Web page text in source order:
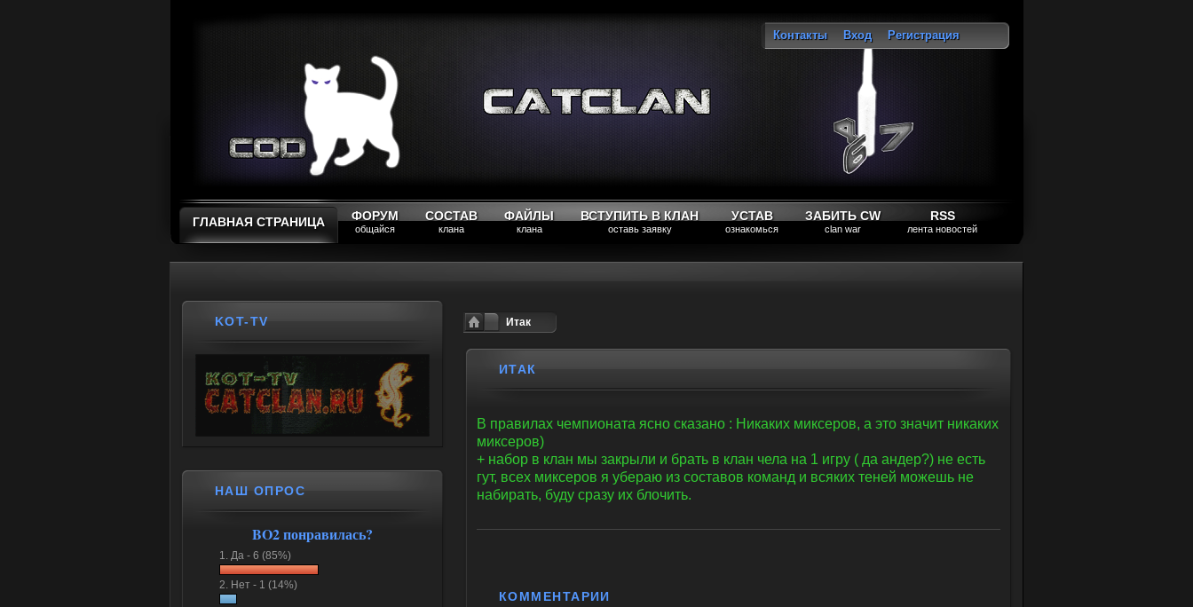
Контакты Вход
Регистрация
ГЛАВНАЯ СТРАНИЦА ФОРУМ
общайся
СОСТАВ
клана
ФАЙЛЫ
клана
ВСТУПИТЬ В КЛАН
оставь заявку
УСТАВ
ознакомься
ЗАБИТЬ CW
clan war
RSS
лента новостей
Итак
ИТАК
В правилах чемпионата ясно сказано : Никаких миксеров, а это значит никаких
миксеров)
+ набор в клан мы закрыли и брать в клан чела на 1 игру ( да андер?) не есть
гут, всех миксеров я убераю из составов команд и всяких теней можешь не
набирать, буду сразу их блочить.
КОММЕНТАРИИ
KOT-TV
НАШ ОПРОС
BO2 понравилась?
1. Да - 6 (85%)
2. Нет - 1 (14%)